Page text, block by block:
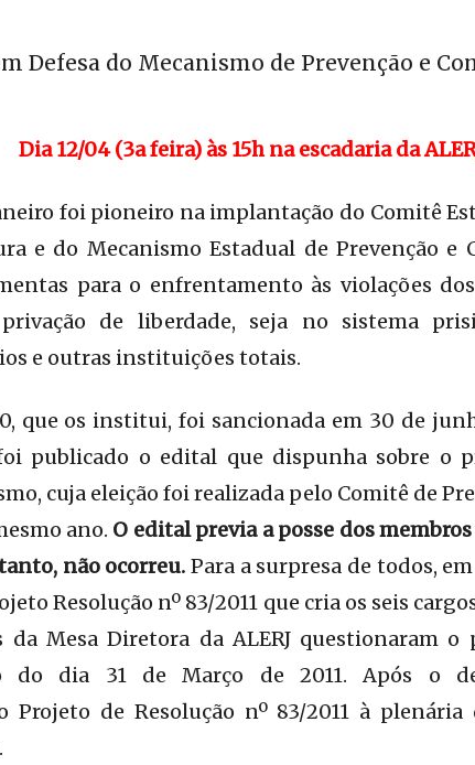
Defesa do Mecanismo de Prevenção e
Dia 12/04 (3a feira) às 15h na escadaria da
foi pioneiro na implantação do Comitê
e do Mecanismo Estadual de Prevenção e
para o enfrentamento às violações
de liberdade, seja no sistema
e outras instituições totais.
que os institui, foi sancionada em 30 de
publicado o edital que dispunha sobre o
cuja eleição foi realizada pelo Comitê de
ano. O edital previa a posse dos
não ocorreu. Para a surpresa de todos,
Resolução nº 83/2011 que cria os seis
da Mesa Diretora da ALERJ questionaram
do dia 31 de Março de 2011. Após o
Projeto de Resolução nº 83/2011 à plenária